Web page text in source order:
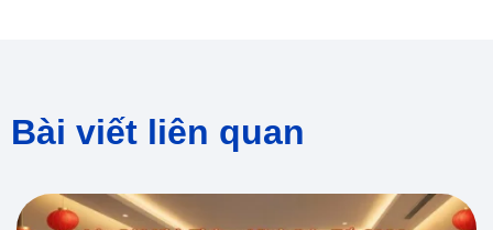
Bài viết liên quan